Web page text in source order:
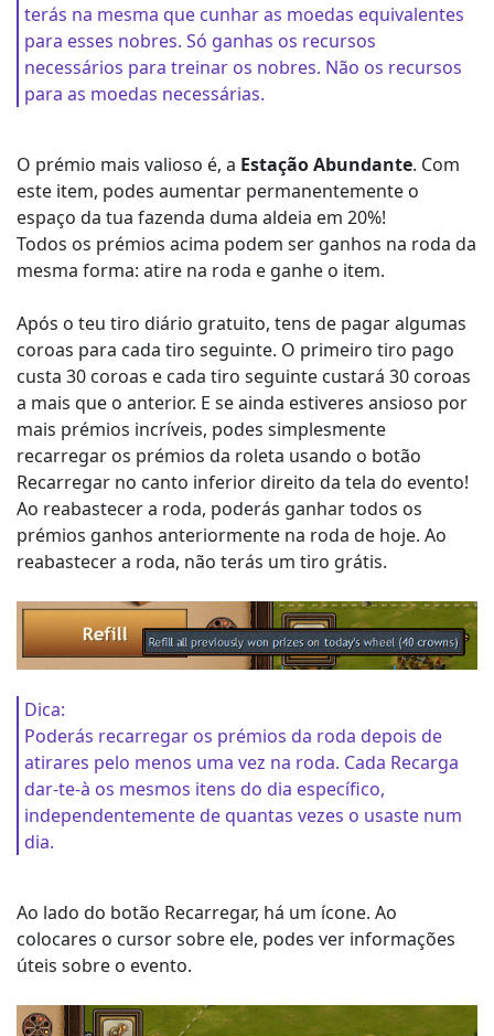
terás na mesma que cunhar as moedas equivalentes
para esses nobres. Só ganhas os recursos
necessários para treinar os nobres. Não os recursos
para as moedas necessárias.
O prémio mais valioso é, a Estação Abundante. Com
este item, podes aumentar permanentemente o
espaço da tua fazenda duma aldeia em 20%!
Todos os prémios acima podem ser ganhos na roda da
mesma forma: atire na roda e ganhe o item.
Após o teu tiro diário gratuito, tens de pagar algumas
coroas para cada tiro seguinte. O primeiro tiro pago
custa 30 coroas e cada tiro seguinte custará 30 coroas
a mais que o anterior. E se ainda estiveres ansioso por
mais prémios incríveis, podes simplesmente
recarregar os prémios da roleta usando o botão
Recarregar no canto inferior direito da tela do evento!
Ao reabastecer a roda, poderás ganhar todos os
prémios ganhos anteriormente na roda de hoje. Ao
reabastecer a roda, não terás um tiro grátis.
Dica:
Poderás recarregar os prémios da roda depois de
atirares pelo menos uma vez na roda. Cada Recarga
dar-te-à os mesmos itens do dia específico,
independentemente de quantas vezes o usaste num
dia.
Ao lado do botão Recarregar, há um ícone. Ao
colocares o cursor sobre ele, podes ver informações
úteis sobre o evento.